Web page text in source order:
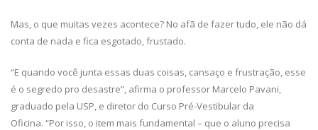
Mas, o que muitas vezes acontece? No afã de fazer tudo, ele não dá
conta de nada e fica esgotado, frustado.
“E quando você junta essas duas coisas, cansaço e frustração, esse
é o segredo pro desastre”, afirma o professor Marcelo Pavani,
graduado pela USP, e diretor do Curso Pré-Vestibular da
Oficina. “Por isso, o item mais fundamental – que o aluno precisa